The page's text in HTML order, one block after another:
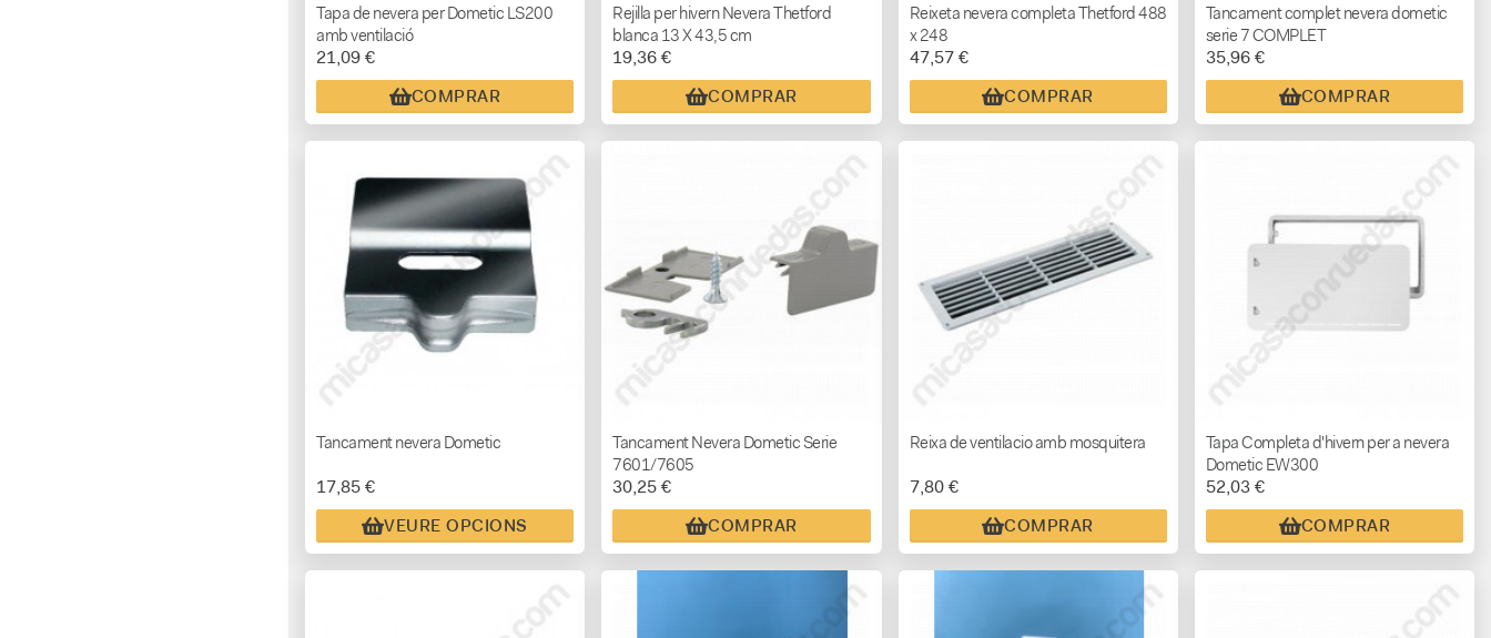
Tapa de nevera per Dometic LS200
amb ventilació
21,09 €
COMPRAR
Rejilla per hivern Nevera Thetford
blanca 13 X 43,5 cm
19,36 €
COMPRAR
Reixeta nevera completa Thetford 488
x 248
47,57 €
COMPRAR
Tancament complet nevera dometic
serie 7 COMPLET
35,96 €
COMPRAR
Tancament nevera Dometic
17,85 €
VEURE OPCIONS
Tancament Nevera Dometic Serie
7601/7605
30,25 €
COMPRAR
Reixa de ventilacio amb mosquitera
7,80 €
COMPRAR
Tapa Completa d'hivern per a nevera
Dometic EW300
52,03 €
COMPRAR